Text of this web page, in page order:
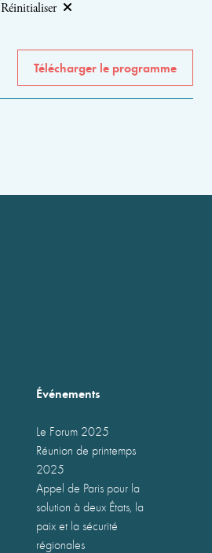
Réinitialiser
Télécharger le programme
Événements
Le Forum 2025
Réunion de printemps
2025
Appel de Paris pour la
solution à deux États, la
paix et la sécurité
régionales